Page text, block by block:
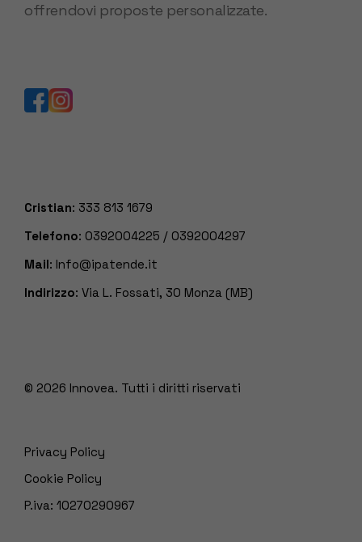
offrendovi proposte personalizzate.
Cristian: 333 813 1679
Telefono: 0392004225 / 0392004297
Mail: Info@ipatende.it
Indirizzo: Via L. Fossati, 30 Monza (MB)
© 2026 Innovea. Tutti i diritti riservati
Privacy Policy
Cookie Policy
P.iva: 10270290967